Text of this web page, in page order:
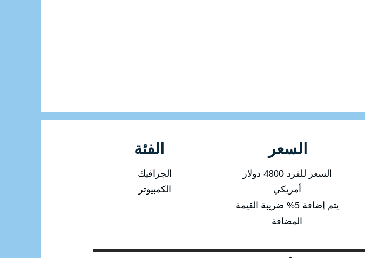
الفئة
الجرافيك
الكمبيوتر
السعر
السعر للفرد 4800 دولار
أمريكي
يتم إضافة 5% ضريبة القيمة
المضافة